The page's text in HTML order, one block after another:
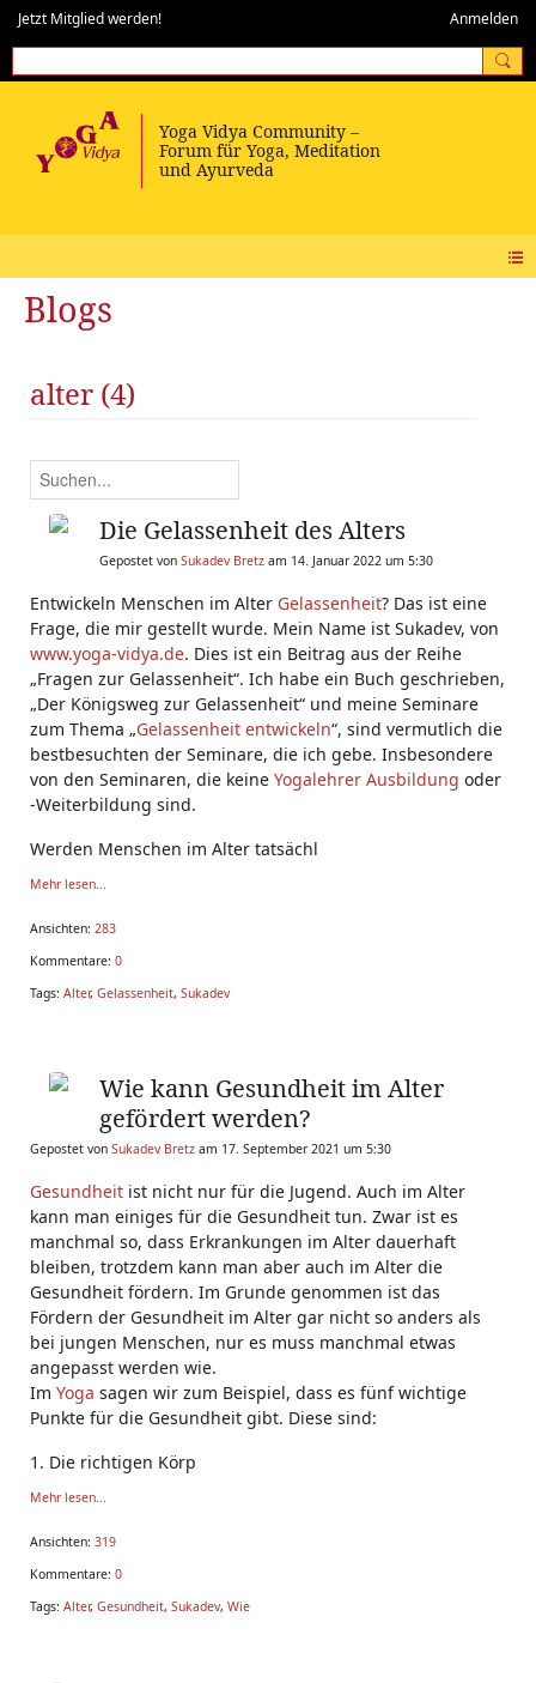
Jetzt Mitglied werden! Anmelden
Blogs
alter (4)
Die Gelassenheit des Alters
Gepostet von Sukadev Bretz am 14. Januar 2022 um 5:30
Entwickeln Menschen im Alter Gelassenheit? Das ist eine
Frage, die mir gestellt wurde. Mein Name ist Sukadev, von
www.yoga-vidya.de. Dies ist ein Beitrag aus der Reihe
„Fragen zur Gelassenheit“. Ich habe ein Buch geschrieben,
„Der Königsweg zur Gelassenheit“ und meine Seminare
zum Thema „Gelassenheit entwickeln“, sind vermutlich die
bestbesuchten der Seminare, die ich gebe. Insbesondere
von den Seminaren, die keine Yogalehrer Ausbildung oder
-Weiterbildung sind.
Werden Menschen im Alter tatsächl
Mehr lesen...
Ansichten: 283
Kommentare: 0
Tags: Alter, Gelassenheit, Sukadev
Wie kann Gesundheit im Alter
gefördert werden?
Gepostet von Sukadev Bretz am 17. September 2021 um 5:30
Gesundheit ist nicht nur für die Jugend. Auch im Alter
kann man einiges für die Gesundheit tun. Zwar ist es
manchmal so, dass Erkrankungen im Alter dauerhaft
bleiben, trotzdem kann man aber auch im Alter die
Gesundheit fördern. Im Grunde genommen ist das
Fördern der Gesundheit im Alter gar nicht so anders als
bei jungen Menschen, nur es muss manchmal etwas
angepasst werden wie.
Im Yoga sagen wir zum Beispiel, dass es fünf wichtige
Punkte für die Gesundheit gibt. Diese sind:
1. Die richtigen Körp
Mehr lesen...
Ansichten: 319
Kommentare: 0
Tags: Alter, Gesundheit, Sukadev, Wie